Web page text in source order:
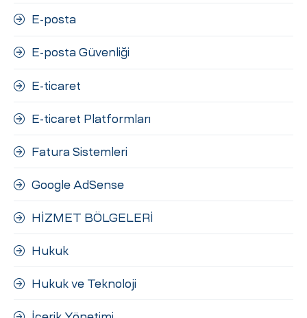
E-posta
E-posta Güvenliği
E-ticaret
E-ticaret Platformları
Fatura Sistemleri
Google AdSense
HİZMET BÖLGELERİ
Hukuk
Hukuk ve Teknoloji